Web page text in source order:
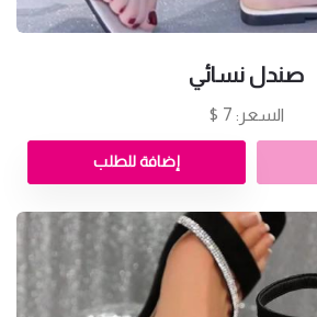
صندل نسائي
السعر: 7 $
إضافة للطلب